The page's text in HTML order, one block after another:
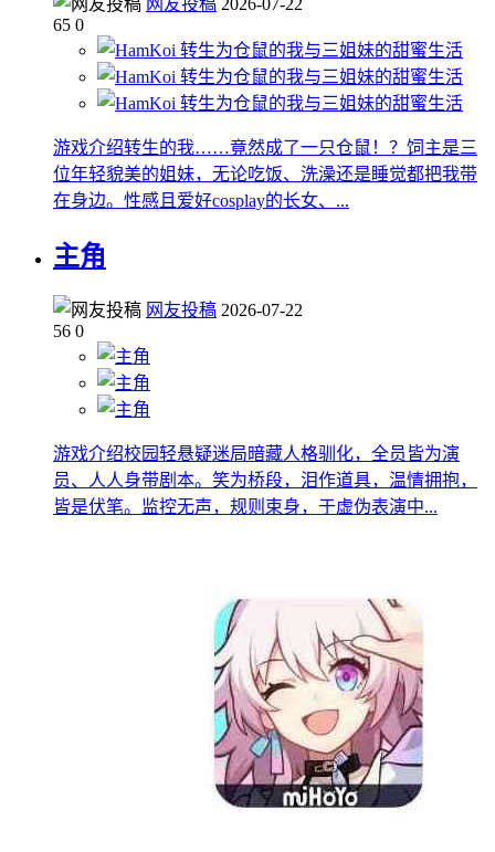
65 0
游戏介绍转生的我……竟然成了一只仓鼠！？饲主是三
位年轻貌美的姐妹，无论吃饭、洗澡还是睡觉都把我带
在身边。性感且爱好cosplay的长女、...
主角
网友投稿 2026-07-22
56 0
游戏介绍校园轻悬疑迷局暗藏人格驯化，全员皆为演
员、人人身带剧本。笑为桥段，泪作道具，温情拥抱，
皆是伏笔。监控无声，规则束身，于虚伪表演中...